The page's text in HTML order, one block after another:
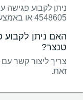
4548605 או באמצעות אימייל.
האם ניתן לקבוע
טנצר?
צריך ליצור קשר
זאת.